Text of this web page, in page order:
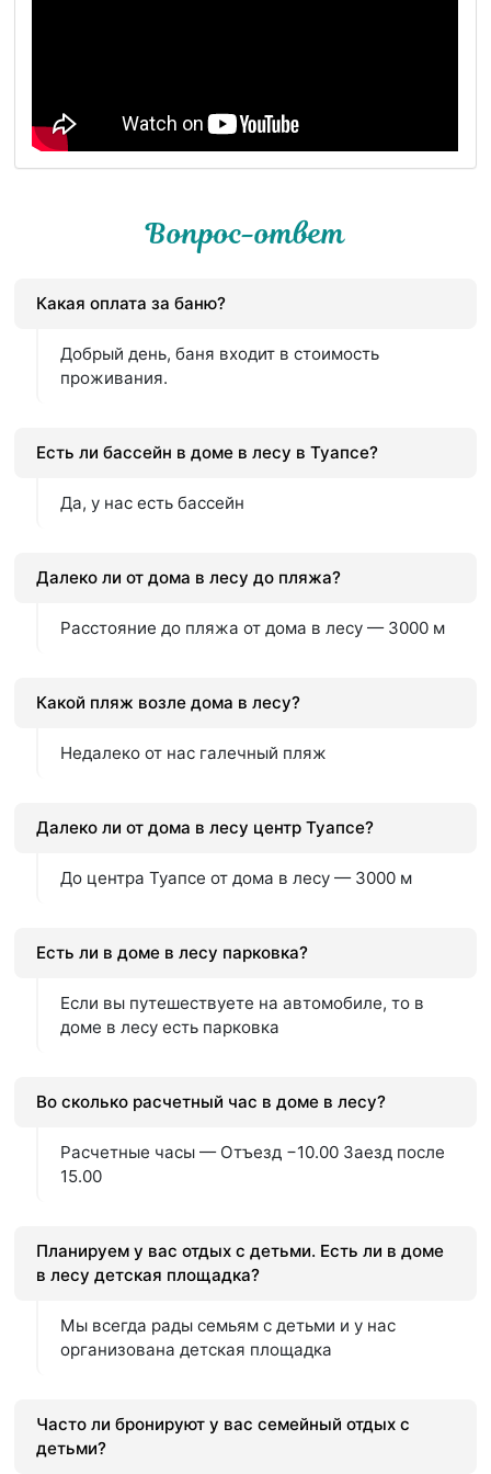
Вопрос-ответ
Какая оплата за баню?
Добрый день, баня входит в стоимость
проживания.
Есть ли бассейн в доме в лесу в Туапсе?
Да, у нас есть бассейн
Далеко ли от дома в лесу до пляжа?
Расстояние до пляжа от дома в лесу — 3000 м
Какой пляж возле дома в лесу?
Недалеко от нас галечный пляж
Далеко ли от дома в лесу центр Туапсе?
До центра Туапсе от дома в лесу — 3000 м
Есть ли в доме в лесу парковка?
Если вы путешествуете на автомобиле, то в
доме в лесу есть парковка
Во сколько расчетный час в доме в лесу?
Расчетные часы — Отъезд −10.00 Заезд после
15.00
Планируем у вас отдых с детьми. Есть ли в доме
в лесу детская площадка?
Мы всегда рады семьям с детьми и у нас
организована детская площадка
Часто ли бронируют у вас семейный отдых с
детьми?